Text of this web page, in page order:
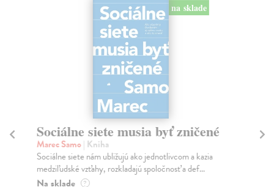
na sklade
Sociálne siete musia byť zničené
Marec Samo| Kniha
Sociálne siete nám ubližujú ako jednotlivcom a kazia
medziľudské vzťahy, rozkladajú spoločnosť a def...
Na sklade ?